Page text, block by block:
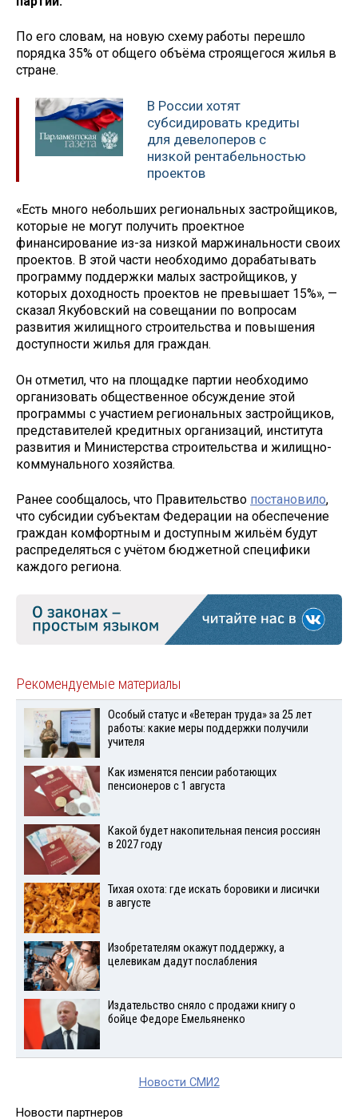
По его словам, на новую схему работы перешло
порядка 35% от общего объёма строящегося жилья в
стране.
В России хотят
субсидировать кредиты
для девелоперов с
низкой рентабельностью
проектов
«Есть много небольших региональных застройщиков,
которые не могут получить проектное
финансирование из-за низкой маржинальности своих
проектов. В этой части необходимо дорабатывать
программу поддержки малых застройщиков, у
которых доходность проектов не превышает 15%», —
сказал Якубовский на совещании по вопросам
развития жилищного строительства и повышения
доступности жилья для граждан.
Он отметил, что на площадке партии необходимо
организовать общественное обсуждение этой
программы с участием региональных застройщиков,
представителей кредитных организаций, института
развития и Министерства строительства и жилищно-
коммунального хозяйства.
Ранее сообщалось, что Правительство постановило,
что субсидии субъектам Федерации на обеспечение
граждан комфортным и доступным жильём будут
распределяться с учётом бюджетной специфики
каждого региона.
Рекомендуемые материалы
Особый статус и «Ветеран труда» за 25 лет
работы: какие меры поддержки получили
учителя
Как изменятся пенсии работающих
пенсионеров с 1 августа
Какой будет накопительная пенсия россиян
в 2027 году
Тихая охота: где искать боровики и лисички
в августе
Изобретателям окажут поддержку, а
целевикам дадут послабления
Издательство сняло с продажи книгу о
бойце Федоре Емельяненко
Новости СМИ2
Новости партнеров